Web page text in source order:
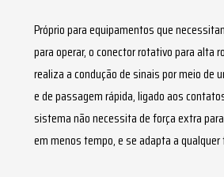
Próprio para equipamentos que
para operar, oconector rotativo para alta
realiza a condução de sinais por meio de
e de passagem rápida, ligado aos
sistema não necessita de força extra
em menos tempo, e se adapta a